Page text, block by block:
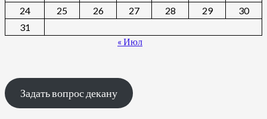
24
25 26 27 28 29
30
31
« Июл
Задать вопрос декану